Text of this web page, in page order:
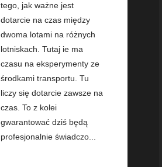
tego, jak ważne jest
dotarcie na czas między
dwoma lotami na różnych
lotniskach. Tutaj ie ma
czasu na eksperymenty ze
środkami transportu. Tu
liczy się dotarcie zawsze na
czas. To z kolei
gwarantować dziś będą
profesjonalnie świadczo...